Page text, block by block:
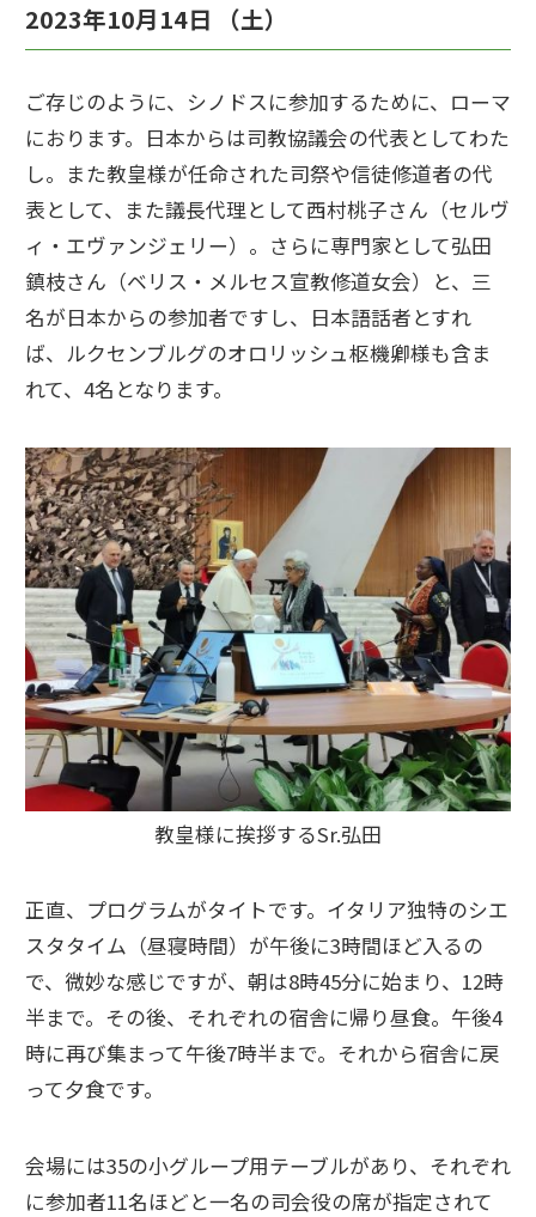
2023年10月14日 （土）
ご存じのように、シノドスに参加するために、ローマ
におります。日本からは司教協議会の代表としてわた
し。また教皇様が任命された司祭や信徒修道者の代
表として、また議長代理として西村桃子さん（セルヴ
ィ・エヴァンジェリー）。さらに専門家として弘田
鎮枝さん（ベリス・メルセス宣教修道女会）と、三
名が日本からの参加者ですし、日本語話者とすれ
ば、ルクセンブルグのオロリッシュ枢機卿様も含ま
れて、4名となります。
教皇様に挨拶するSr.弘田
正直、プログラムがタイトです。イタリア独特のシエ
スタタイム（昼寝時間）が午後に3時間ほど入るの
で、微妙な感じですが、朝は8時45分に始まり、12時
半まで。その後、それぞれの宿舎に帰り昼食。午後4
時に再び集まって午後7時半まで。それから宿舎に戻
って夕食です。
会場には35の小グループ用テーブルがあり、それぞれ
に参加者11名ほどと一名の司会役の席が指定されて